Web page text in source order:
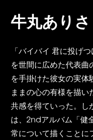
牛丸あり
「バイバイ 君に投
を世間に広めた代表
を手掛けた彼女の実
ままの心の有様を描
共感を得ていった。し
は、2ndアルバム「健
常について描くこと